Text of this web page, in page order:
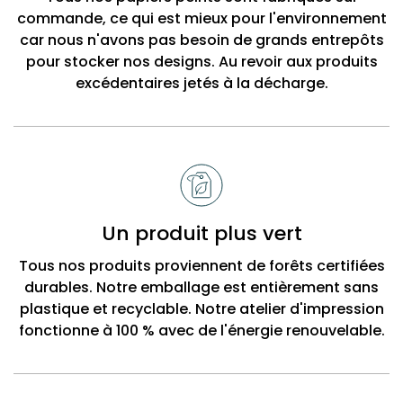
commande, ce qui est mieux pour l'environnement
car nous n'avons pas besoin de grands entrepôts
pour stocker nos designs. Au revoir aux produits
excédentaires jetés à la décharge.
Un produit plus vert
Tous nos produits proviennent de forêts certifiées
durables. Notre emballage est entièrement sans
plastique et recyclable. Notre atelier d'impression
fonctionne à 100 % avec de l'énergie renouvelable.